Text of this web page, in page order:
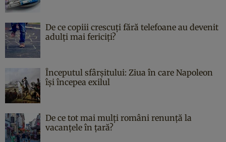
De ce copiii crescuți fără telefoane au devenit
adulți mai fericiți?
Începutul sfârşitului: Ziua în care Napoleon
îşi începea exilul
De ce tot mai mulți români renunță la
vacanțele în țară?